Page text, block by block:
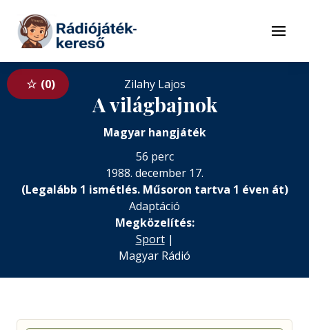
Tovább a tartalomhoz
Menü
0 Zilahy Lajos
A világbajnok
Magyar hangjáték
56 perc
1988. december 17.
(Legalább 1 ismétlés. Műsoron tartva 1 éven át)
Adaptáció
Megközelítés:
Sport|
Magyar Rádió